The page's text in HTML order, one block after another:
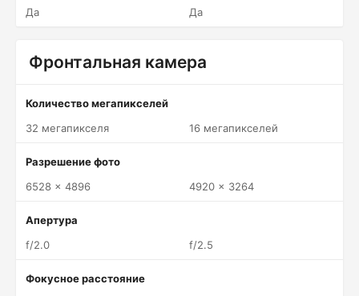
Да
Да
Фронтальная камера
Количество мегапикселей
32 мегапикселя
16 мегапикселей
Разрешение фото
6528 x 4896
4920 x 3264
Апертура
f/2.0
f/2.5
Фокусное расстояние